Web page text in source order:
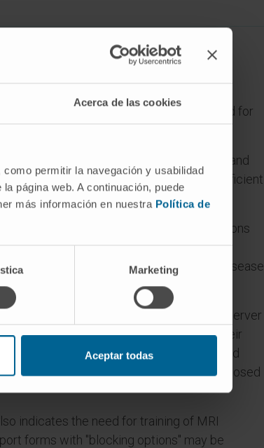
Acerca de las cookies
permitir la navegación y usabilidad
página web. A continuación, puede
más información en nuestra Política de
Marketing
Aceptar todas
validate a revised MRI scorecard for
from solid cancers at baseline and
imaging platform. The Kappa coefficient
4 radiation oncologists, 3 neurosurgeons
findings at baseline, the best median
for spinal linear enhancing disease
(Kappa=0.44). Notably, the interobserver
(Kappa=0.29) and virtually absent for their
completed. In 308 of 394 fully completed
of the single ratings as proposed
indicates the need for training of MRI
forms with "blocking options" may be